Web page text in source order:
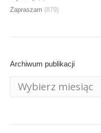
Zapraszam (879)
Archiwum publikacji
publikacji